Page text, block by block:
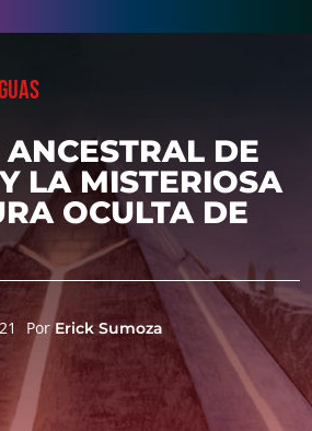
DE
LA MISTERIOSA
OCULTA DE
PorErick Sumoza